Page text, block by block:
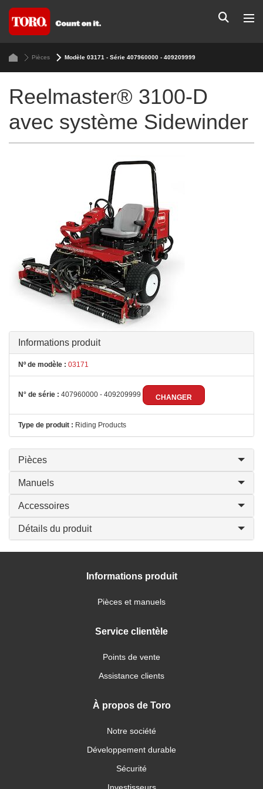
Pièces Modèle 03171 - Série 407960000 - 409209999
Reelmaster® 3100-D
avec système Sidewinder
Informations produit
Nº de modèle : 03171
N° de série : 407960000 - 409209999 CHANGER
Type de produit : Riding Products
Pièces
Manuels
Accessoires
Détails du produit
Informations produit
Pièces et manuels
Service clientèle
Points de vente
Assistance clients
À propos de Toro
Notre société
Développement durable
Sécurité